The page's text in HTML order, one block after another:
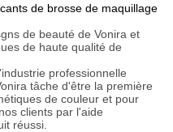
de brosse de maquillage
de beauté de Vonira et
de haute qualité de
professionnelle
tâche d'être la première
de couleur et pour
clients par l'aide
réussi.